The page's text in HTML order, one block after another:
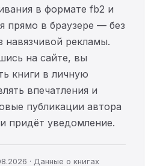
в формате fb2 и
прямо в браузере — без
навязчивой рекламы.
на сайте, вы
книги в личную
впечатления и
публикации автора
придёт уведомление.
· Данные о книгах